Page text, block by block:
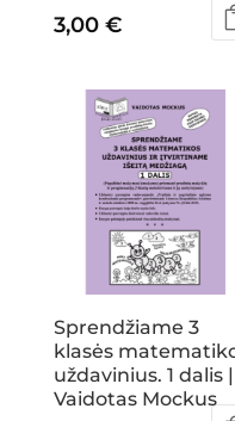
3,00 €
Sprendžiame 3
klasės
uždavinius. 1 dalis |
Vaidotas Mockus